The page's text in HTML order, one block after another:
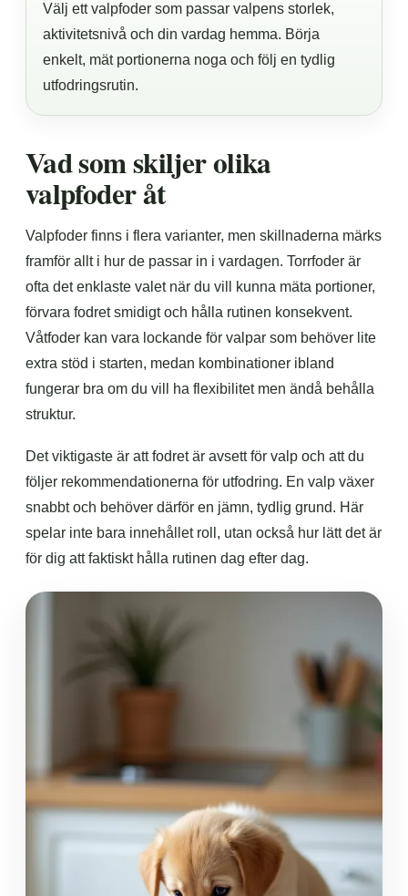
Välj ett valpfoder som passar valpens storlek,
aktivitetsnivå och din vardag hemma. Börja
enkelt, mät portionerna noga och följ en tydlig
utfodringsrutin.
Vad som skiljer olika
valpfoder åt
Valpfoder finns i flera varianter, men skillnaderna märks
framför allt i hur de passar in i vardagen. Torrfoder är
ofta det enklaste valet när du vill kunna mäta portioner,
förvara fodret smidigt och hålla rutinen konsekvent.
Våtfoder kan vara lockande för valpar som behöver lite
extra stöd i starten, medan kombinationer ibland
fungerar bra om du vill ha flexibilitet men ändå behålla
struktur.
Det viktigaste är att fodret är avsett för valp och att du
följer rekommendationerna för utfodring. En valp växer
snabbt och behöver därför en jämn, tydlig grund. Här
spelar inte bara innehållet roll, utan också hur lätt det är
för dig att faktiskt hålla rutinen dag efter dag.